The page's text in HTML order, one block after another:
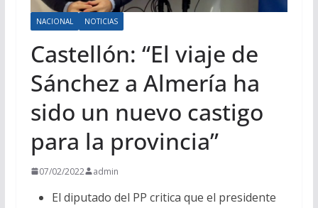
NACIONAL NOTICIAS
Castellón: “El viaje de
Sánchez a Almería ha
sido un nuevo castigo
para la provincia”
07/02/2022 admin
El diputado del PP critica que el presidente